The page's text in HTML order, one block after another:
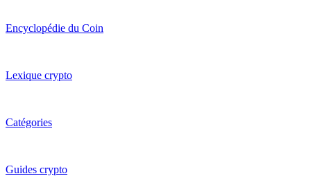
Encyclopédie du Coin
Lexique crypto
Catégories
Guides crypto